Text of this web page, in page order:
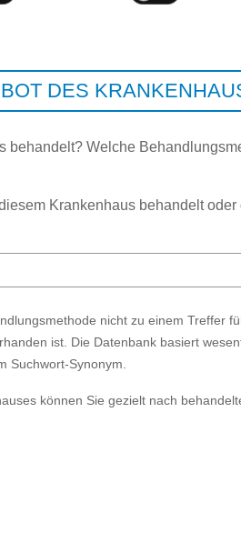
DES
Welche
Krankenhaus behandelt oder
nicht zu einem Treffer
ist. Die Datenbank basiert
Suchwort-Synonym.
können Sie gezielt nach